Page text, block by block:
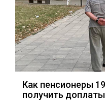
Как пенсионеры
получить